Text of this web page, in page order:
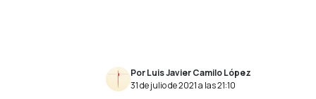
Por Luis Javier Camilo López
31 de julio de 2021 a las 21:10